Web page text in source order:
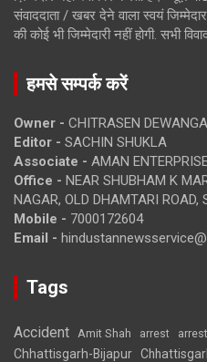
संवाददाता / खबर देने वाला स्वयं
की कोई भी जिम्मेदारी नहीं होगी. सभी
हमसे सम्पर्क करें
Owner - CHITRASEN
Editor - SACHIN SHUKLA
Associate - AMAN
Office - NEAR SHUBHAM K
NAGAR, OLD DHAMTARI ROAD,
Mobile - 7000172604
Email -
Tags
Accident Amit Shah arrest
Chhattisgarh-Bijapur